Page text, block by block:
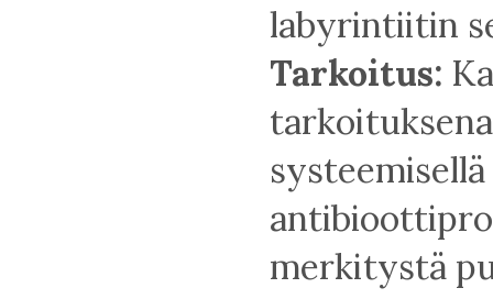
labyrintiitin
Tarkoitus:
merkitystä